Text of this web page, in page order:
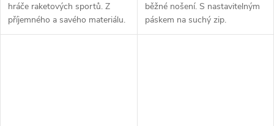
hráče raketových sportů. Z
příjemného a savého materiálu.
běžné nošení. S nastavitelným
páskem na suchý zip.